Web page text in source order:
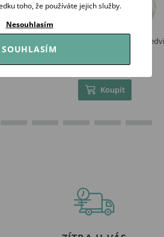
Eevi Overal Petite
Skladem
Koupit
toho, že používáte jejich služby.
Nesouhlasím
SOUHLASÍM